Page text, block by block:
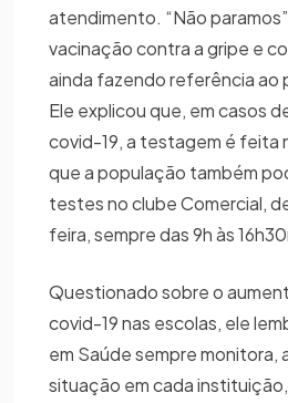
atendimento. “Não
vacinação contra a gripe e
ainda fazendo referência ao
Ele explicou que, em casos
covid-19, a testagem é feita
que a população também
testes no clube Comercial,
feira, sempre das 9h às
Questionado sobre o
covid-19 nas escolas, ele
em Saúde sempre monitora,
situação em cada